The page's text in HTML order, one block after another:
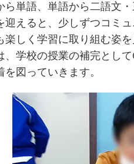
ら単語、単語から二語文
迎えると、少しずつコミ
楽しく学習に取り組む姿を
、学校の授業の補完とし
を図っていきます。